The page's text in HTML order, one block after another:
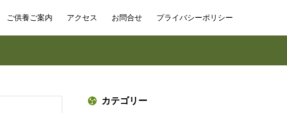
ご供養ご案内 アクセス お問合せ プライバシーポリシー
カテゴリー